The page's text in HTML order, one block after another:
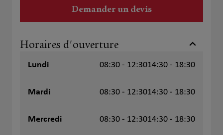
Demander un devis
Horaires d'ouverture
Lundi 08:30 - 12:3014:30 - 18:30
Mardi 08:30 - 12:3014:30 - 18:30
Mercredi 08:30 - 12:3014:30 - 18:30